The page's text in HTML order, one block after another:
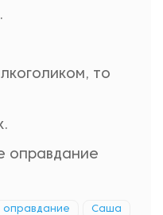
то
оправдание
оправдание Саша